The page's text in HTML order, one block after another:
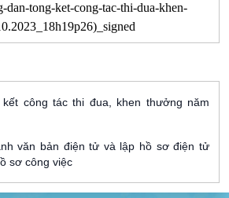
dan-tong-ket-cong-tac-thi-dua-khen-
công tác thi đua, khen thưởng năm
văn bản điện tử và lập hồ sơ điện tử
sơ công việc